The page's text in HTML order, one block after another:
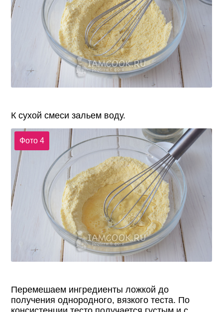
К сухой смеси зальем воду.
Фото 4
Перемешаем ингредиенты ложкой до
получения однородного, вязкого теста. По